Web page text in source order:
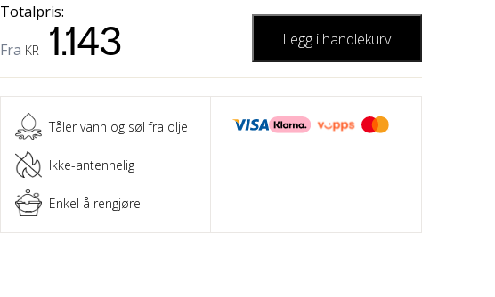
Totalpris:
Fra KR1.143 Legg i handlekurv
Tåler vann og søl fra olje
Ikke-antennelig
Enkel å rengjøre